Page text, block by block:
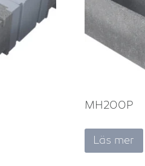
MH200P
Läs mer